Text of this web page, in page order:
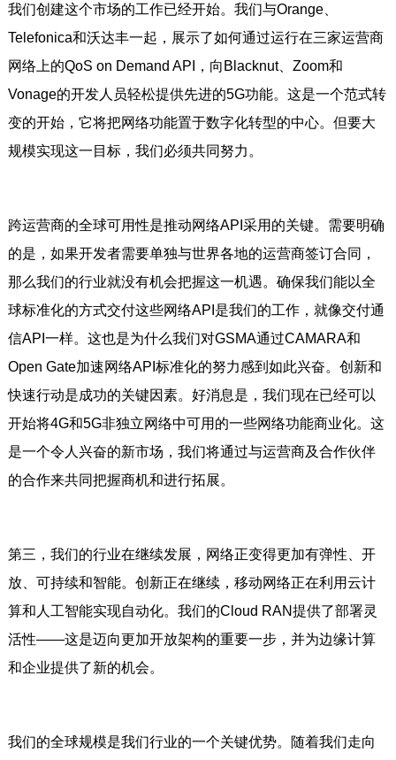
我们创建这个市场的工作已经开始。我们与Orange、
Telefonica和沃达丰一起，展示了如何通过运行在三家运营商
网络上的QoS on Demand API，向Blacknut、Zoom和
Vonage的开发人员轻松提供先进的5G功能。这是一个范式转
变的开始，它将把网络功能置于数字化转型的中心。但要大
规模实现这一目标，我们必须共同努力。
跨运营商的全球可用性是推动网络API采用的关键。需要明确
的是，如果开发者需要单独与世界各地的运营商签订合同，
那么我们的行业就没有机会把握这一机遇。确保我们能以全
球标准化的方式交付这些网络API是我们的工作，就像交付通
信API一样。这也是为什么我们对GSMA通过CAMARA和
Open Gate加速网络API标准化的努力感到如此兴奋。创新和
快速行动是成功的关键因素。好消息是，我们现在已经可以
开始将4G和5G非独立网络中可用的一些网络功能商业化。这
是一个令人兴奋的新市场，我们将通过与运营商及合作伙伴
的合作来共同把握商机和进行拓展。
第三，我们的行业在继续发展，网络正变得更加有弹性、开
放、可持续和智能。创新正在继续，移动网络正在利用云计
算和人工智能实现自动化。我们的Cloud RAN提供了部署灵
活性——这是迈向更加开放架构的重要一步，并为边缘计算
和企业提供了新的机会。
我们的全球规模是我们行业的一个关键优势。随着我们走向